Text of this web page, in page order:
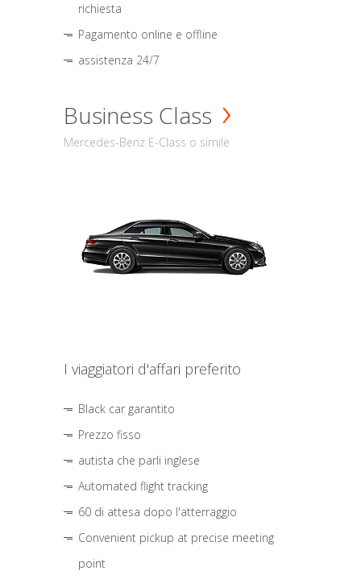
richiesta
Pagamento online e offline
assistenza 24/7
Business Class
Mercedes-Benz E-Class o simile
I viaggiatori d'affari preferito
Black car garantito
Prezzo fisso
autista che parli inglese
Automated flight tracking
60 di attesa dopo l'atterraggio
Convenient pickup at precise meeting
point